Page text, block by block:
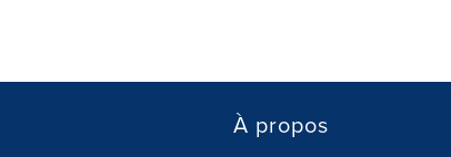
À propos